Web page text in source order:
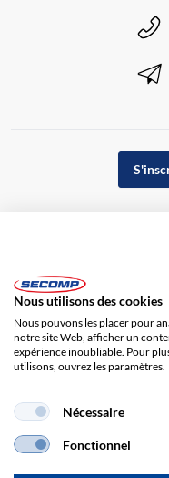
Impression
Nous utilisons des cookies
Nous pouvons les placer pour
notre site Web, afficher un
expérience inoubliable. Pour
utilisons, ouvrez les paramètres.
Nécessaire
Fonctionnel